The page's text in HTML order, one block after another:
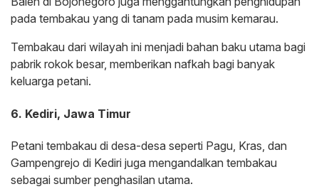
pada tembakau yang di tanam pada musim kemarau.
Tembakau dari wilayah ini menjadi bahan baku utama bagi
pabrik rokok besar, memberikan nafkah bagi banyak
keluarga petani.
6. Kediri, Jawa Timur
Petani tembakau di desa-desa seperti Pagu, Kras, dan
Gampengrejo di Kediri juga mengandalkan tembakau
sebagai sumber penghasilan utama.